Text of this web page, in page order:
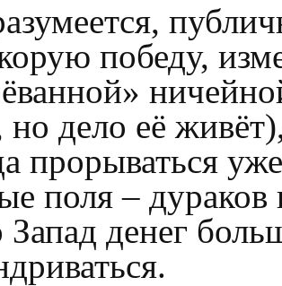
победу,
дело её
прорываться
поля – дураков
Запад денег